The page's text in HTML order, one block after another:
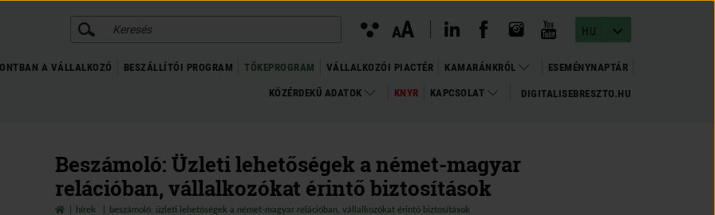
KERESÉS Kontraszt
nézet
Betűméret
AA linkedin megnyitása
(open in new window)facebook megnyitása
(open in new window)instagram megnyitása
(open in new window)youtube megnyitása
(open in new window)
HU
A VÁLLALKOZÓ BESZÁLLÍTÓI PROGRAM TŐKEPROGRAM VÁLLALKOZÓI PIACTÉR KAMARÁNKRÓL ESEMÉNYNAPTÁR
KÖZÉRDEKŰ ADATOK
KNYR
KAPCSOLAT
DIGITALISEBRESZTO.HU
Beszámoló: Üzleti lehetőségek a német-magyar
relációban, vállalkozókat érintő biztosítások
hírek beszámoló: üzleti lehetőségek a német-magyar relációban, vállalkozókat érintő biztosítások